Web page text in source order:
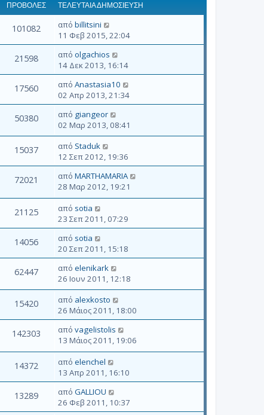
ΠΡΟΒΟΛΈΣ ΤΕΛΕΥΤΑΊΑ ΔΗΜΟΣΊΕΥΣΗ
101082 από billitsini
11 Φεβ 2015, 22:04
21598 από olgachios
14 Δεκ 2013, 16:14
17560 από Anastasia10
02 Απρ 2013, 21:34
50380 από giangeor
02 Μαρ 2013, 08:41
15037 από Staduk
12 Σεπ 2012, 19:36
72021 από MARTHAMARIA
28 Μαρ 2012, 19:21
21125 από sotia
23 Σεπ 2011, 07:29
14056 από sotia
20 Σεπ 2011, 15:18
62447 από elenikark
26 Ιουν 2011, 12:18
15420 από alexkosto
26 Μάιος 2011, 18:00
142303 από vagelistolis
13 Μάιος 2011, 19:06
14372 από elenchel
13 Απρ 2011, 16:10
13289 από GALLIOU
26 Φεβ 2011, 10:37